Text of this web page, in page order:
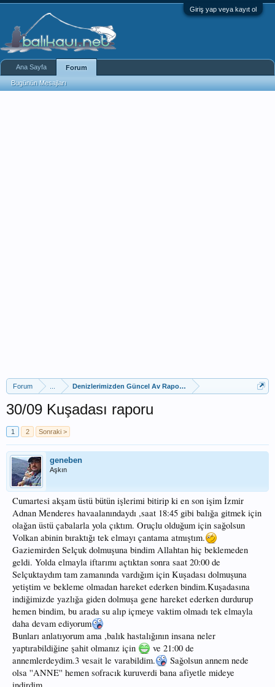
Giriş yap veya kayıt ol
Forum Denizlerimizden Güncel Av Raporları
30/09 Kuşadası raporu
1 2 Sonraki >
geneben
Aşkın
Cumartesi akşam üstü bütün işlerimi bitirip ki en son işim İzmir
Adnan Menderes havaalanındaydı ,saat 18:45 gibi balığa gitmek için
olağan üstü çabalarla yola çıktım. Oruçlu olduğum için sağolsun
Volkan abinin bıraktığı tek elmayı çantama atmıştım.
Gaziemirden Selçuk dolmuşuna bindim Allahtan hiç beklemeden
geldi. Yolda elmayla iftarımı açtıktan sonra saat 20:00 de
Selçuktaydım tam zamanında vardığım için Kuşadası dolmuşuna
yetiştim ve bekleme olmadan hareket ederken bindim.Kuşadasına
indiğimizde yazlığa giden dolmuşa gene hareket ederken durdurup
hemen bindim, bu arada su alıp içmeye vaktim olmadı tek elmayla
daha devam ediyorum
Bunları anlatıyorum ama ,balık hastalığının insana neler
yaptırabildiğine şahit olmanız için
ve 21:00 de
annemlerdeydim.3 vesait le varabildim.
Sağolsun annem nede
olsa ''ANNE'' hemen sofracık kuruverdi bana afiyetle mideye
Ana Sayfa Forum
Bugünün Mesajları